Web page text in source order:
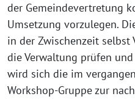
der Gemeindevertretung
Umsetzung vorzulegen.
in der Zwischenzeit selbst
die Verwaltung prüfen
wird sich die im
Workshop-Gruppe zur